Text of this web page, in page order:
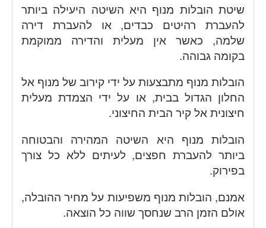
שיטת הובלות מנוף היא השיטה היעילה ביותר
להעברת רהיטים כבדים, או להעברת דירה
שלמה, כאשר אין מעלית והדירה ממוקמת
בקומה גבוהה.
הובלות מנוף מתבצעות על ידי קירוב של מנוף אל
החלון הגדול בבית, או על ידי הצמדת מעלית
חיצונית אל קיר הבית החיצוני.
הובלות מנוף היא השיטה המהירה והבטוחה
ביותר להעברת חפצים, לעיתים ללא כל צורך
בפירוק.
אמנם, הובלות מנוף משפיעות על מחיר ההובלה,
אולם הזמן הרב שנחסך שווה כל הוצאה.